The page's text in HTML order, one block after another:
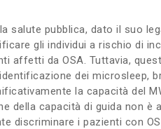
salute pubblica, dato il suo
gli individui a rischio di
affetti da OSA. Tuttavia,
dei microsleep,
la capacità del
della capacità di guida non è
discriminare i pazienti con